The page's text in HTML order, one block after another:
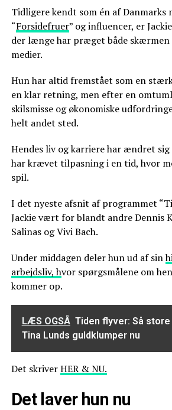
Tidligere kendt som én af Danmarks
“Forsidefruer” og influencer, er
der længe har præget både skærmen
medier.
Hun har altid fremstået som en
en klar retning, men efter en
skilsmisse og økonomiske
helt andet sted.
Hendes liv og karriere har ændret
har krævet tilpasning i en tid, hvor
spil.
I det nyeste afsnit af programmet
Jackie vært for blandt andre Dennis
Salinas og Vivi Bach.
Under middagen deler hun ud af sin
arbejdsliv, hvor spørgsmålene om
kommer op.
LÆS OGSÅ Tiden flyver: Så
Tina Lunds guldklumper nu
Det skriverHER & NU.
Det laver hun nu